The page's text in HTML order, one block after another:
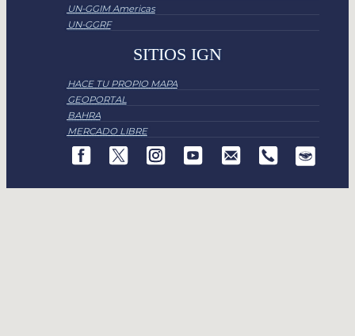
UN-GGIM Americas
UN-GGRF
SITIOS IGN
HACE TU PROPIO MAPA
GEOPORTAL
BAHRA
MERCADO LIBRE